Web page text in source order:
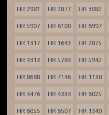
HR 2981 HR 2877 HR 3082
HR 5907 HR 6100 HR 6997
HR 1317 HR 1643 HR 2875
HR 4313 HR 5784 HR 5942
HR 8688 HR 7146 HR 1138
HR 4476 HR 4334 HR 6025
HR 6055 HR 6507 HR 1340